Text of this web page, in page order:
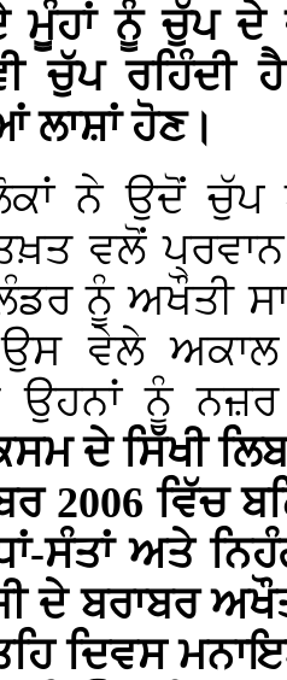
ਮੂੰਹਾਂ ਨੂੰ ਚੁੱਪ ਦੇ
ਚੁੱਪ ਰਹਿੰਦੀ
ਲਾਸ਼ਾਂ ਹੋਣ।
ਨੇ ਉਦੋਂ ਚੁੱਪ
ਵਲੋਂ
ਨੂੰ ਅਖੌਤੀ
ਉਸ ਵੇਲੇ
ਉਹਨਾਂ ਨੂੰ
ਦੇ ਸਿੱਖੀ
2006 ਵਿੱਚ
ਸੰਤਾਂ ਅਤੇ
ਦੇ ਬਰਾਬਰ
ਦਿਵਸ